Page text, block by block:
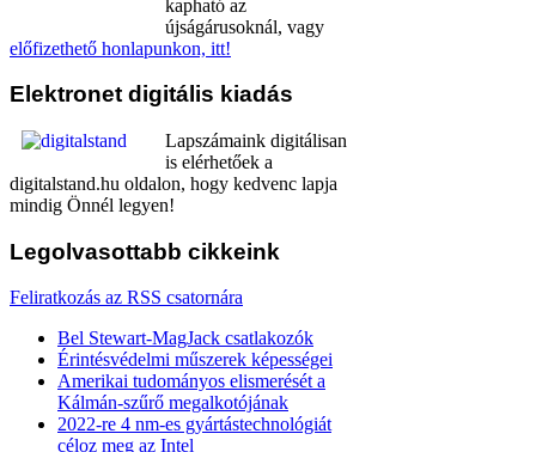
kapható az
újságárusoknál, vagy
előfizethető honlapunkon, itt!
Elektronet digitális kiadás
Lapszámaink digitálisan
is elérhetőek a
digitalstand.hu oldalon, hogy kedvenc lapja
mindig Önnél legyen!
Legolvasottabb cikkeink
Feliratkozás az RSS csatornára
Bel Stewart-MagJack csatlakozók
Érintésvédelmi műszerek képességei
Amerikai tudományos elismerését a
Kálmán-szűrő megalkotójának
2022-re 4 nm-es gyártástechnológiát
céloz meg az Intel